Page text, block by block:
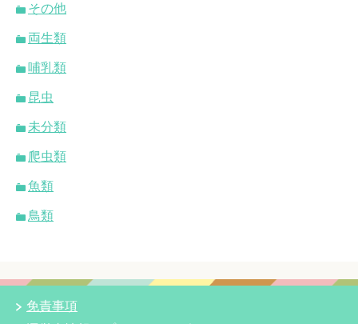
その他
両生類
哺乳類
昆虫
未分類
爬虫類
魚類
鳥類
免責事項